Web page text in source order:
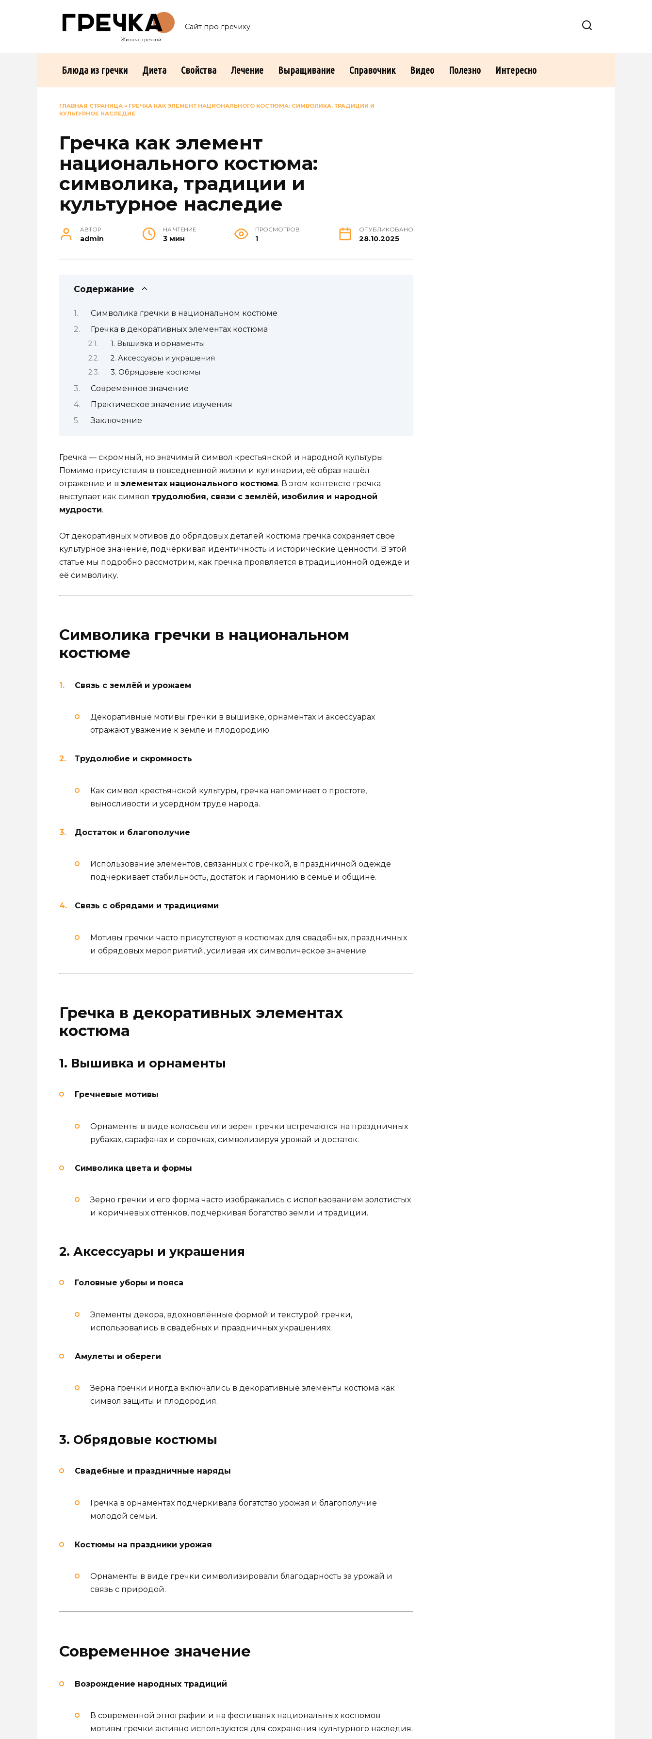
Сайт про гречиху
Блюда из гречки Диета Свойства Лечение Выращивание Справочник Видео Полезно Интересно
ГЛАВНАЯ СТРАНИЦА » ГРЕЧКА КАК ЭЛЕМЕНТ НАЦИОНАЛЬНОГО КОСТЮМА: СИМВОЛИКА, ТРАДИЦИИ И
КУЛЬТУРНОЕ НАСЛЕДИЕ
Гречка как элемент
национального костюма:
символика, традиции и
культурное наследие
АВТОР
admin
НА ЧТЕНИЕ
3 мин
ПРОСМОТРОВ
1
ОПУБЛИКОВАНО
28.10.2025
Содержание
Символика гречки в национальном костюме
Гречка в декоративных элементах костюма
1. Вышивка и орнаменты
2. Аксессуары и украшения
3. Обрядовые костюмы
Современное значение
Практическое значение изучения
Заключение
Гречка — скромный, но значимый символ крестьянской и народной культуры.
Помимо присутствия в повседневной жизни и кулинарии, её образ нашёл
отражение и в элементах национального костюма. В этом контексте гречка
выступает как символ трудолюбия, связи с землёй, изобилия и народной
мудрости.
От декоративных мотивов до обрядовых деталей костюма гречка сохраняет своё
культурное значение, подчёркивая идентичность и исторические ценности. В этой
статье мы подробно рассмотрим, как гречка проявляется в традиционной одежде и
её символику.
Символика гречки в национальном
костюме
Связь с землёй и урожаем
Декоративные мотивы гречки в вышивке, орнаментах и аксессуарах
отражают уважение к земле и плодородию.
Трудолюбие и скромность
Как символ крестьянской культуры, гречка напоминает о простоте,
выносливости и усердном труде народа.
Достаток и благополучие
Использование элементов, связанных с гречкой, в праздничной одежде
подчеркивает стабильность, достаток и гармонию в семье и общине.
Связь с обрядами и традициями
Мотивы гречки часто присутствуют в костюмах для свадебных, праздничных
и обрядовых мероприятий, усиливая их символическое значение.
Гречка в декоративных элементах
костюма
1. Вышивка и орнаменты
Гречневые мотивы
Орнаменты в виде колосьев или зерен гречки встречаются на праздничных
рубахах, сарафанах и сорочках, символизируя урожай и достаток.
Символика цвета и формы
Зерно гречки и его форма часто изображались с использованием золотистых
и коричневых оттенков, подчеркивая богатство земли и традиции.
2. Аксессуары и украшения
Головные уборы и пояса
Элементы декора, вдохновлённые формой и текстурой гречки,
использовались в свадебных и праздничных украшениях.
Амулеты и обереги
Зерна гречки иногда включались в декоративные элементы костюма как
символ защиты и плодородия.
3. Обрядовые костюмы
Свадебные и праздничные наряды
Гречка в орнаментах подчёркивала богатство урожая и благополучие
молодой семьи.
Костюмы на праздники урожая
Орнаменты в виде гречки символизировали благодарность за урожай и
связь с природой.
Современное значение
Возрождение народных традиций
В современной этнографии и на фестивалях национальных костюмов
мотивы гречки активно используются для сохранения культурного наследия.